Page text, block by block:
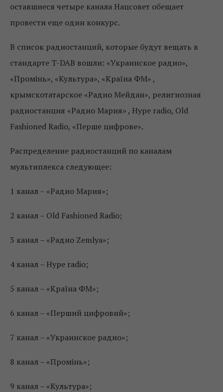
оставшиеся четыре канала Нацсовет обещает
провести еще один конкурс.
В список радиостанций, которые будут вещать в
стандарте T-DAB вошли: «Украинское радио»,
«Промінь», «Культура», «Країна ФМ» ,
крымскотатарское «Радио Мейдан», религиозная
радиостанция «Радио Мария» , Hype radio, Old
Fashioned Radio, «Перше цифрове».
Распределение радиостанций по каналам
мультиплекса следующее:
1 канал – «Радио Мария»;
2 канал – Old Fashioned Radio;
3 канал – «Радио Zemlya»;
4 канал – Hype radio;
5 канал – «Країна ФМ»;
6 канал – «Перший цифровий»;
7 канал – «Украинское радио»;
8 канал – «Промінь»;
9 канал – «Культура»;